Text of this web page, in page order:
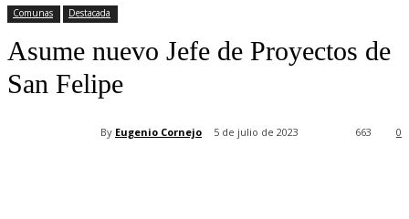
Comunas Destacada
Asume nuevo Jefe de Proyectos de
San Felipe
By Eugenio Cornejo 5 de julio de 2023 0
663